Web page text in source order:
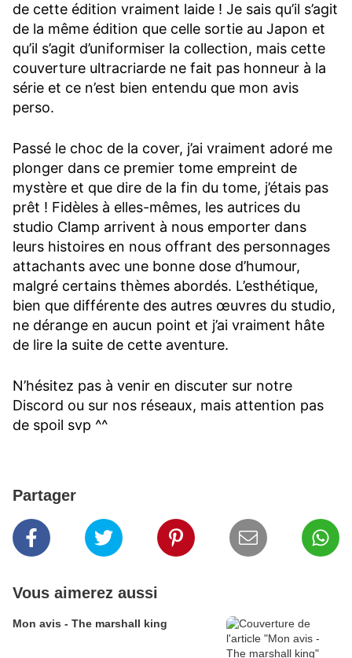
de cette édition vraiment laide ! Je sais qu’il s’agit
de la même édition que celle sortie au Japon et
qu’il s’agit d’uniformiser la collection, mais cette
couverture ultracriarde ne fait pas honneur à la
série et ce n’est bien entendu que mon avis
perso.
Passé le choc de la cover, j’ai vraiment adoré me
plonger dans ce premier tome empreint de
mystère et que dire de la fin du tome, j’étais pas
prêt ! Fidèles à elles-mêmes, les autrices du
studio Clamp arrivent à nous emporter dans
leurs histoires en nous offrant des personnages
attachants avec une bonne dose d’humour,
malgré certains thèmes abordés. L’esthétique,
bien que différente des autres œuvres du studio,
ne dérange en aucun point et j’ai vraiment hâte
de lire la suite de cette aventure.
N’hésitez pas à venir en discuter sur notre
Discord ou sur nos réseaux, mais attention pas
de spoil svp ^^
Partager
Vous aimerez aussi
Mon avis - The marshall king